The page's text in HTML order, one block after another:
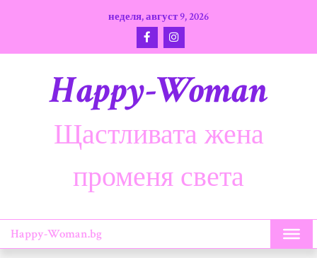
неделя, август 9, 2026
Happy-Woman
Щастливата жена
променя света
Happy-Woman.bg